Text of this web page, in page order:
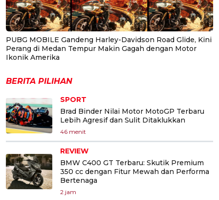
PUBG MOBILE Gandeng Harley-Davidson Road Glide, Kini
Perang di Medan Tempur Makin Gagah dengan Motor
Ikonik Amerika
BERITA PILIHAN
SPORT
Brad Binder Nilai Motor MotoGP Terbaru
Lebih Agresif dan Sulit Ditaklukkan
46 menit
REVIEW
BMW C400 GT Terbaru: Skutik Premium
350 cc dengan Fitur Mewah dan Performa
Bertenaga
2 jam